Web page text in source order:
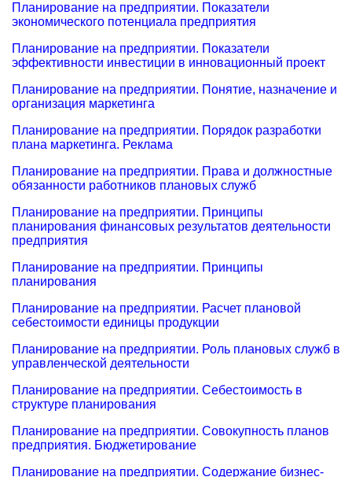
Планирование на предприятии. Показатели
экономического потенциала предприятия
Планирование на предприятии. Показатели
эффективности инвестиции в инновационный проект
Планирование на предприятии. Понятие, назначение и
организация маркетинга
Планирование на предприятии. Порядок разработки
плана маркетинга. Реклама
Планирование на предприятии. Права и должностные
обязанности работников плановых служб
Планирование на предприятии. Принципы
планирования финансовых результатов деятельности
предприятия
Планирование на предприятии. Принципы
планирования
Планирование на предприятии. Расчет плановой
себестоимости единицы продукции
Планирование на предприятии. Роль плановых служб в
управленческой деятельности
Планирование на предприятии. Себестоимость в
структуре планирования
Планирование на предприятии. Совокупность планов
предприятия. Бюджетирование
Планирование на предприятии. Содержание бизнес-